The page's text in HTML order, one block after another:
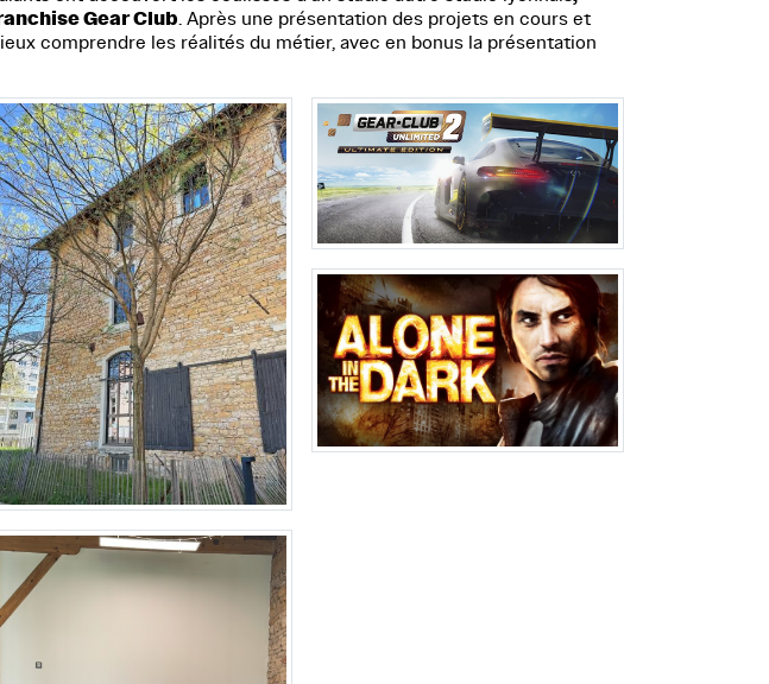
Gear Club. Après une présentation des projets en cours et
comprendre les réalités du métier, avec en bonus la présentation